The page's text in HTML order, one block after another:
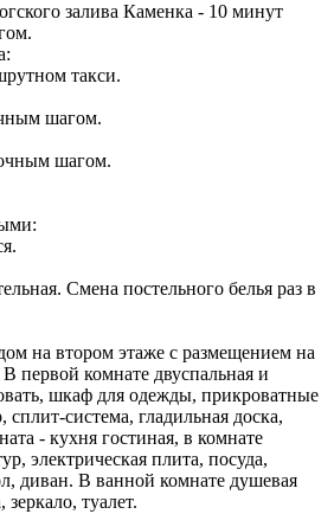
залива Каменка - 10 минут
такси.
шагом.
шагом.
Смена постельного белья раз в
на втором этаже с размещением на
первой комнате двуспальная и
шкаф для одежды, прикроватные
сплит-система, гладильная доска,
- кухня гостиная, в комнате
электрическая плита, посуда,
диван. В ванной комнате душевая
туалет.